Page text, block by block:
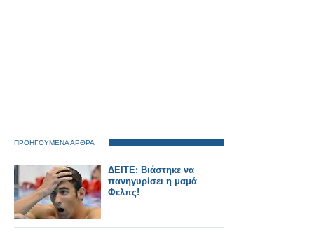
ΠΡΟΗΓΟΥΜΕΝΑ ΑΡΘΡΑ
ΔΕΙΤΕ: Βιάστηκε να
πανηγυρίσει η μαμά
Φελπς!